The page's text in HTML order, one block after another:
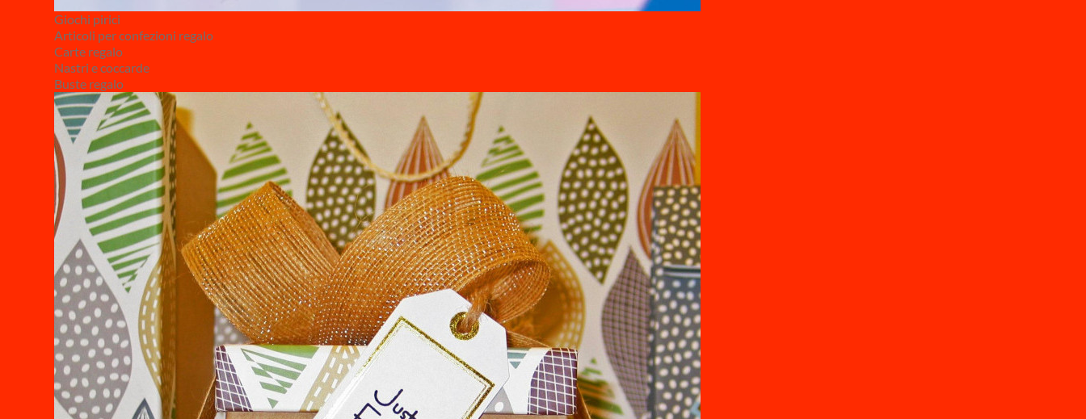
Giochi pirici
Articoli per confezioni regalo
Carte regalo
Nastri e coccarde
Buste regalo